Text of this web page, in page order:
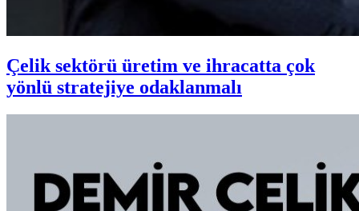
Çelik sektörü üretim ve ihracatta çok
yönlü stratejiye odaklanmalı